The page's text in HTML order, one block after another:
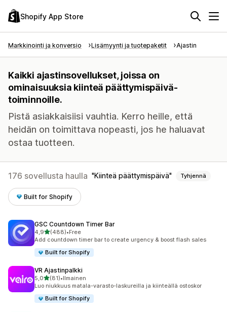
Shopify App Store
Markkinointi ja konversio Lisämyynti ja tuotepaketit Ajastin
Kaikki ajastinsovellukset, joissa on
ominaisuuksia kiinteä päättymispäivä-
toiminnoille.
Pistä asiakkaisiisi vauhtia. Kerro heille, että
heidän on toimittava nopeasti, jos he haluavat
ostaa tuotteen.
176 sovellusta haulla Kiinteä päättymispäivä Tyhjennä
Built for Shopify
GSC Countdown Timer Bar
4,9/ 5 tähteä
(488)
488 arvostelua yhteensä
•Free
Add countdown timer bar to create urgency & boost flash sales
Built for Shopify
VR Ajastinpalkki
5,0/ 5 tähteä
(81)
81 arvostelua yhteensä
•Ilmainen
Luo niukkuus matala-varasto-laskureilla ja kiinteällä ostoskor
Built for Shopify